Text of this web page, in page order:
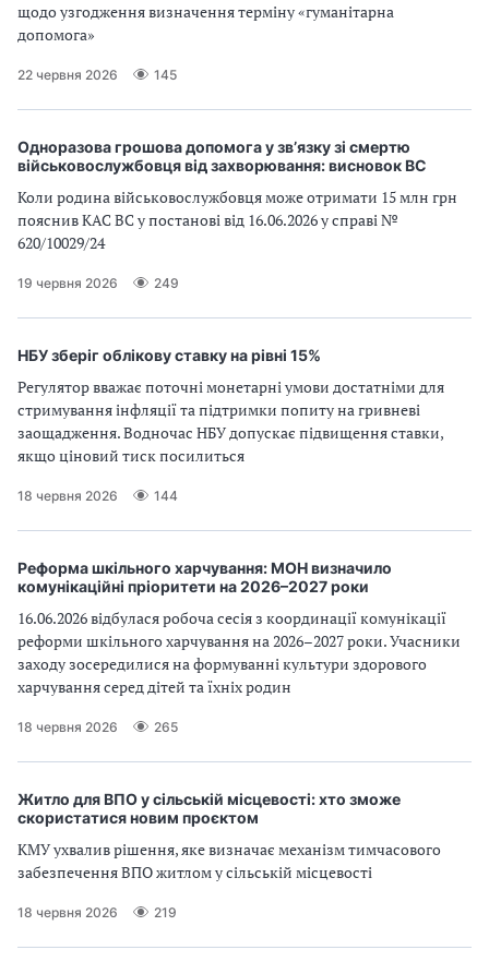
щодо узгодження визначення терміну «гуманітарна
допомога»
22 червня 2026 145
Одноразова грошова допомога у зв’язку зі смертю
військовослужбовця від захворювання: висновок ВС
Коли родина військовослужбовця може отримати 15 млн грн
пояснив КАС ВС у постанові від 16.06.2026 у справі №
620/10029/24
19 червня 2026 249
НБУ зберіг облікову ставку на рівні 15%
Регулятор вважає поточні монетарні умови достатніми для
стримування інфляції та підтримки попиту на гривневі
заощадження. Водночас НБУ допускає підвищення ставки,
якщо ціновий тиск посилиться
18 червня 2026 144
Реформа шкільного харчування: МОН визначило
комунікаційні пріоритети на 2026–2027 роки
16.06.2026 відбулася робоча сесія з координації комунікації
реформи шкільного харчування на 2026–2027 роки. Учасники
заходу зосередилися на формуванні культури здорового
харчування серед дітей та їхніх родин
18 червня 2026 265
Житло для ВПО у сільській місцевості: хто зможе
скористатися новим проєктом
КМУ ухвалив рішення, яке визначає механізм тимчасового
забезпечення ВПО житлом у сільській місцевості
18 червня 2026 219